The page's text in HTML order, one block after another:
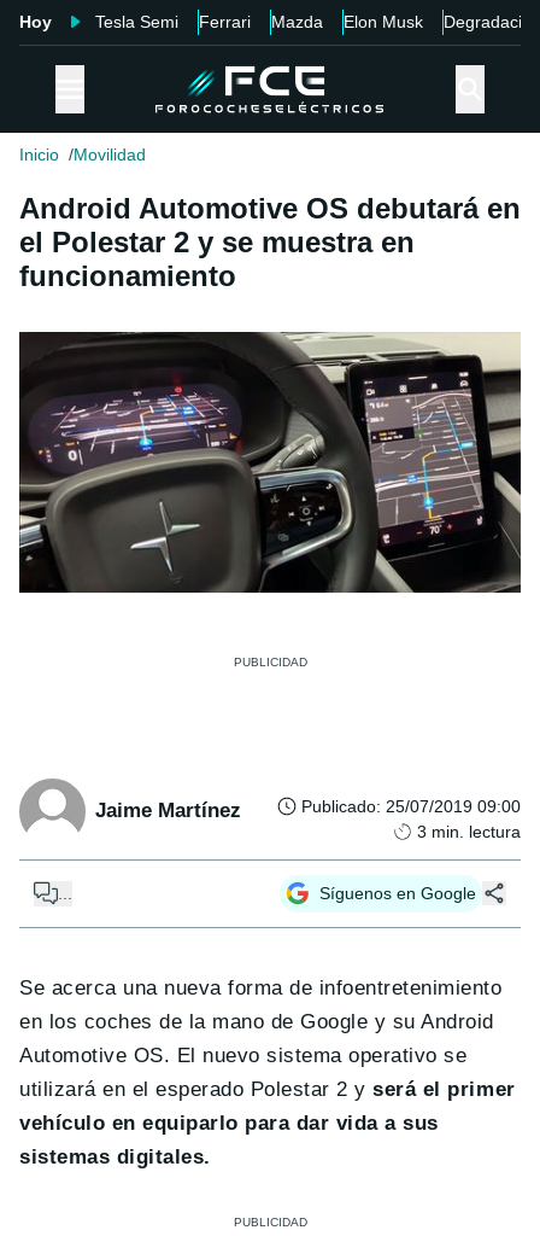
Hoy Tesla Semi Ferrari Mazda Elon Musk Degradación
Inicio Movilidad
Android Automotive OS debutará en
el Polestar 2 y se muestra en
funcionamiento
Jaime Martínez Publicado: 25/07/2019 09:00
3 min. lectura
Síguenos en Google
Se acerca una nueva forma de infoentretenimiento
en los coches de la mano de Google y su Android
Automotive OS. El nuevo sistema operativo se
utilizará en el esperado Polestar 2 y será el primer
vehículo en equiparlo para dar vida a sus
sistemas digitales.